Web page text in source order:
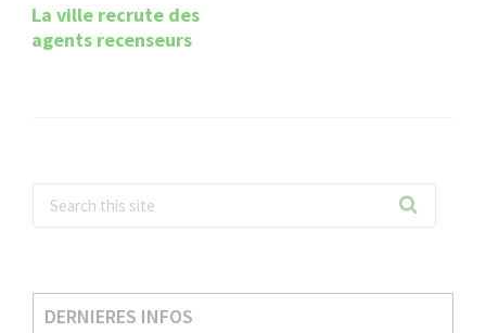
La ville recrute des
agents recenseurs
DERNIERES INFOS